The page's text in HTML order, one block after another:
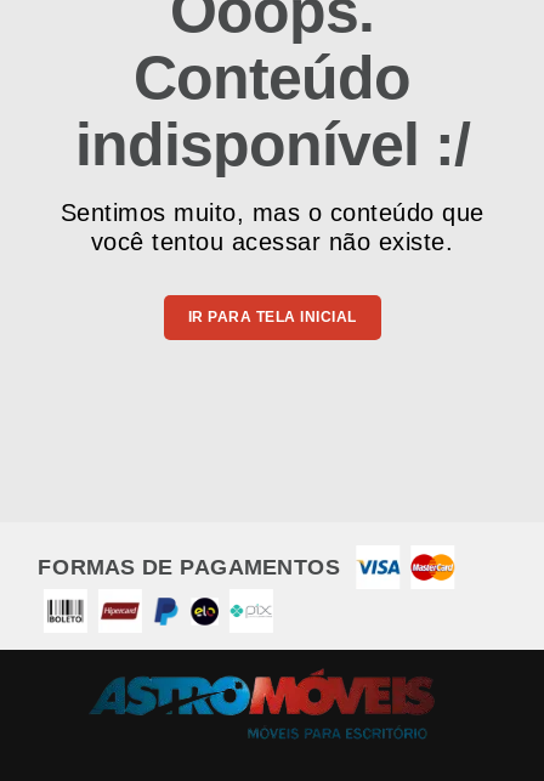
Conteúdo
indisponível :/
Sentimos muito, mas o conteúdo que
você tentou acessar não existe.
IR PARA TELA INICIAL
FORMAS DE PAGAMENTOS